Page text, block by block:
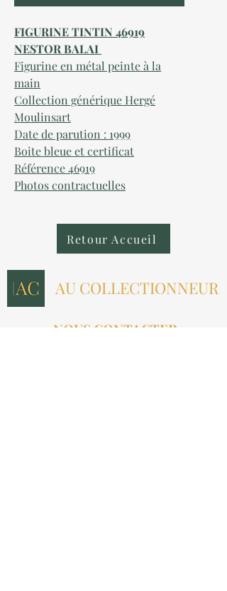
FIGURINE TINTIN 46919
NESTOR BALAI
Figurine en métal peinte à la
main
Collection générique Hergé
Moulinsart
Date de parution : 1999
Boite bleue et certificat
Référence 46919
Photos contractuelles
Retour Accueil
AU COLLECTIONNEUR
NOUS CONTACTER